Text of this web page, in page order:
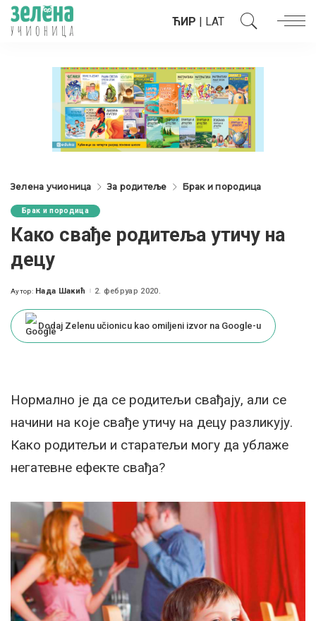
ЋИР | LAT
Зелена учионица За родитеље Брак и породица
Брак и породица
Како свађе родитеља утичу на
децу
Posted
Аутор: Нада Шакић 2. фебруар 2020.
Dodaj Zelenu učionicu kao omiljeni izvor na Google-u
Нормално је да се родитељи свађају, али се
начини на које свађе утичу на децу разликују.
Како родитељи и старатељи могу да ублаже
негатевне ефекте свађа?